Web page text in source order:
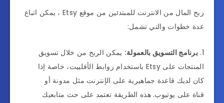
ربح المال من الانترنت للمبتدئين من موقع Etsy ، يمكن اتباع
عدة خطوات والتي تشمل:
برنامج التسويق بالعمولة: يمكن الربح من خلال تسويق
المنتجات على Etsy باستخدام روابط الأفلييت، خاصة إذا
كان لديك قاعدة جماهيرية على الإنترنت مثل مدونة أو
قناة على يوتيوب. هذه الطريقة تعتمد على حث متابعيك